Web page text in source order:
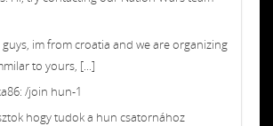
guys, im from croatia and we are organizing
to yours, [...]
/join hun-1
hogy tudok a hun csatornához